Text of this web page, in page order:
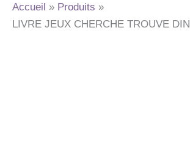
Accueil
Produits
LIVRE JEUX CHERCHE TROUVE